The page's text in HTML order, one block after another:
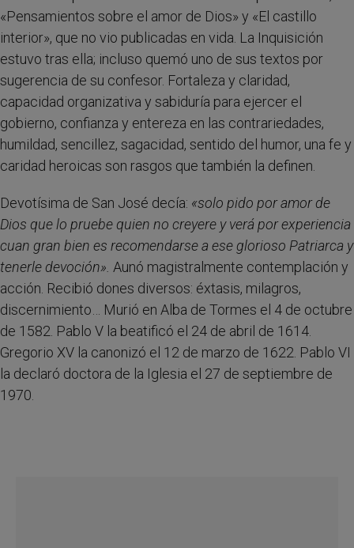
«Pensamientos sobre el amor de Dios» y «El castillo
interior», que no vio publicadas en vida. La Inquisición
estuvo tras ella; incluso quemó uno de sus textos por
sugerencia de su confesor. Fortaleza y claridad,
capacidad organizativa y sabiduría para ejercer el
gobierno, confianza y entereza en las contrariedades,
humildad, sencillez, sagacidad, sentido del humor, una fe y
caridad heroicas son rasgos que también la definen.
Devotísima de San José decía: «solo pido por amor de
Dios que lo pruebe quien no creyere y verá por experiencia
cuan gran bien es recomendarse a ese glorioso Patriarca y
tenerle devoción». Aunó magistralmente contemplación y
acción. Recibió dones diversos: éxtasis, milagros,
discernimiento… Murió en Alba de Tormes el 4 de octubre
de 1582. Pablo V la beatificó el 24 de abril de 1614.
Gregorio XV la canonizó el 12 de marzo de 1622. Pablo VI
la declaró doctora de la Iglesia el 27 de septiembre de
1970.